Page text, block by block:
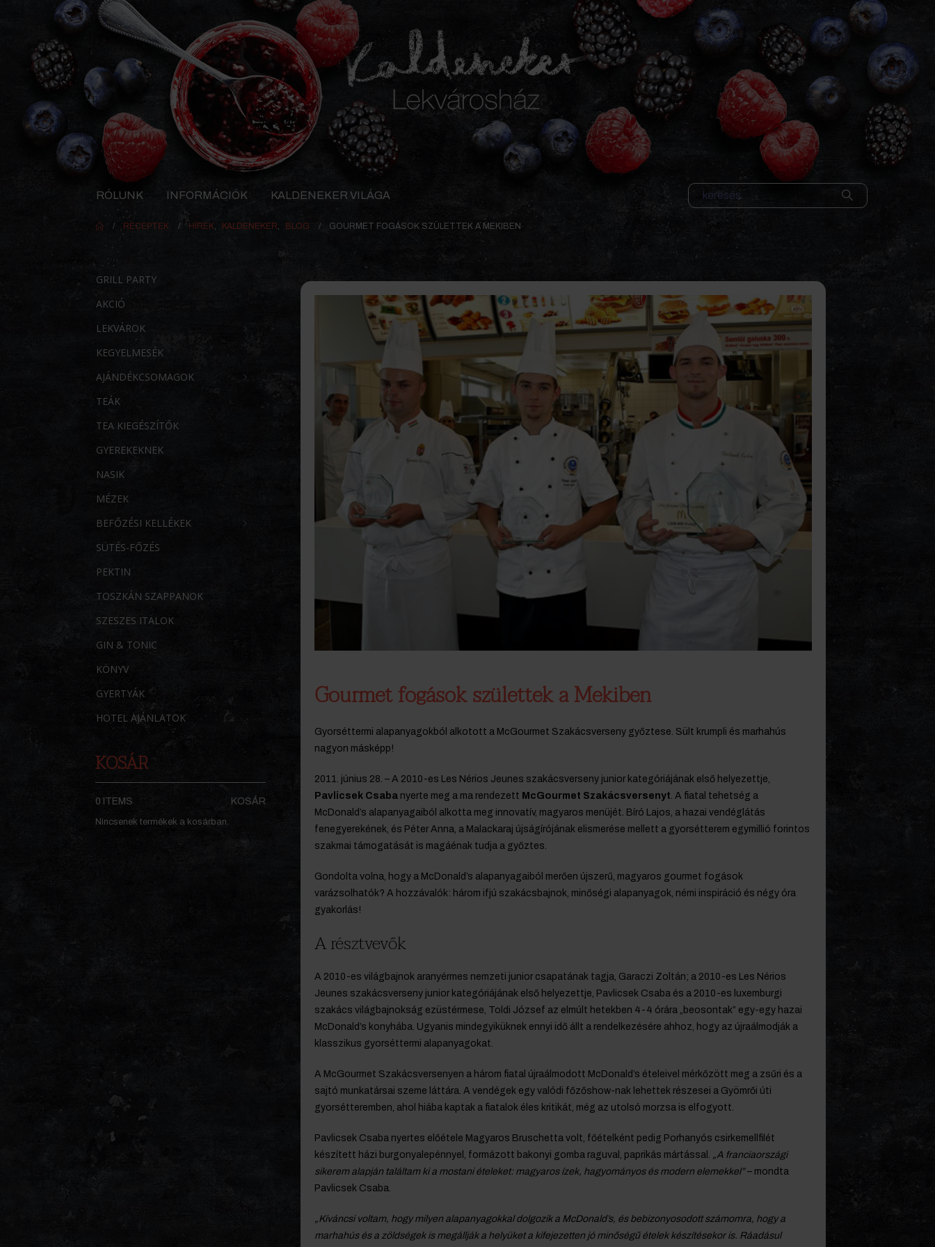
RÓLUNK INFORMÁCIÓK KALDENEKER VILÁGA
RECEPTEK HÍREK KALDENEKER BLOG GOURMET FOGÁSOK SZÜLETTEK A MEKIBEN
Gourmet fogások születtek a Mekiben
Gyorséttermi alapanyagokból alkotott a McGourmet Szakácsverseny győztese. Sült krumpli és marhahús
nagyon másképp!
2011. június 28. – A 2010-es Les Nérios Jeunes szakácsverseny junior kategóriájának első helyezettje,
Pavlicsek Csaba nyerte meg a ma rendezett McGourmet Szakácsversenyt . A fiatal tehetség a
McDonald’s alapanyagaiból alkotta meg innovatív, magyaros menüjét. Bíró Lajos, a hazai vendéglátás
fenegyerekének, és Péter Anna, a Malackaraj újságírójának elismerése mellett a gyorsétterem egymillió forintos
szakmai támogatását is magáénak tudja a győztes.
Gondolta volna, hogy a McDonald’s alapanyagaiból merően újszerű, magyaros gourmet fogások
varázsolhatók? A hozzávalók: három ifjú szakácsbajnok, minőségi alapanyagok, némi inspiráció és négy óra
gyakorlás!
A résztvevők
A 2010-es világbajnok aranyérmes nemzeti junior csapatának tagja, Garaczi Zoltán; a 2010-es Les Nérios
Jeunes szakácsverseny junior kategóriájának első helyezettje, Pavlicsek Csaba és a 2010-es luxemburgi
szakács világbajnokság ezüstérmese, Toldi József az elmúlt hetekben 4-4 órára „beosontak” egy-egy hazai
McDonald’s konyhába. Ugyanis mindegyiküknek ennyi idő állt a rendelkezésére ahhoz, hogy az újraálmodják a
klasszikus gyorséttermi alapanyagokat.
A McGourmet Szakácsversenyen a három fiatal újraálmodott McDonald’s ételeivel mérkőzött meg a zsűri és a
sajtó munkatársai szeme láttára. A vendégek egy valódi főzőshow-nak lehettek részesei a Gyömrői úti
gyorsétteremben, ahol hiába kaptak a fiatalok éles kritikát, még az utolsó morzsa is elfogyott.
Pavlicsek Csaba nyertes előétele Magyaros Bruschetta volt, főételként pedig Porhanyós csirkemellfilét
készített házi burgonyalepénnyel, formázott bakonyi gomba raguval, paprikás mártással.
„A franciaországi
sikerem alapján találtam ki a mostani ételeket: magyaros ízek, hagyományos és modern elemekkel”– mondta
Pavlicsek Csaba.
„Kíváncsi voltam, hogy milyen alapanyagokkal dolgozik a McDonald’s, és bebizonyosodott számomra, hogy a
marhahús és a zöldségek is megállják a helyüket a kifejezetten jó minőségű ételek készítésekor is. Ráadásul
GRILL PARTY
AKCIÓ
LEKVÁROK
KEGYELMESÉK
AJÁNDÉKCSOMAGOK
TEÁK
TEA KIEGÉSZÍTŐK
GYEREKEKNEK
NASIK
MÉZEK
BEFŐZÉSI KELLÉKEK
SÜTÉS-FŐZÉS
PEKTIN
TOSZKÁN SZAPPANOK
SZESZES ITALOK
GIN & TONIC
KÖNYV
GYERTYÁK
HOTEL AJÁNLATOK
KOSÁR
0 ITEMS KOSÁR
Nincsenek termékek a kosárban.